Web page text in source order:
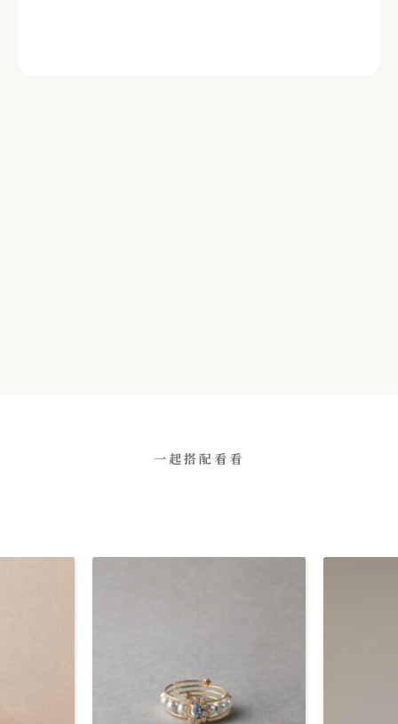
一起搭配看看